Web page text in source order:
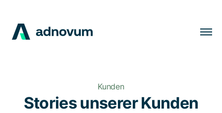
Kunden Kunden
Stories unserer Kunden